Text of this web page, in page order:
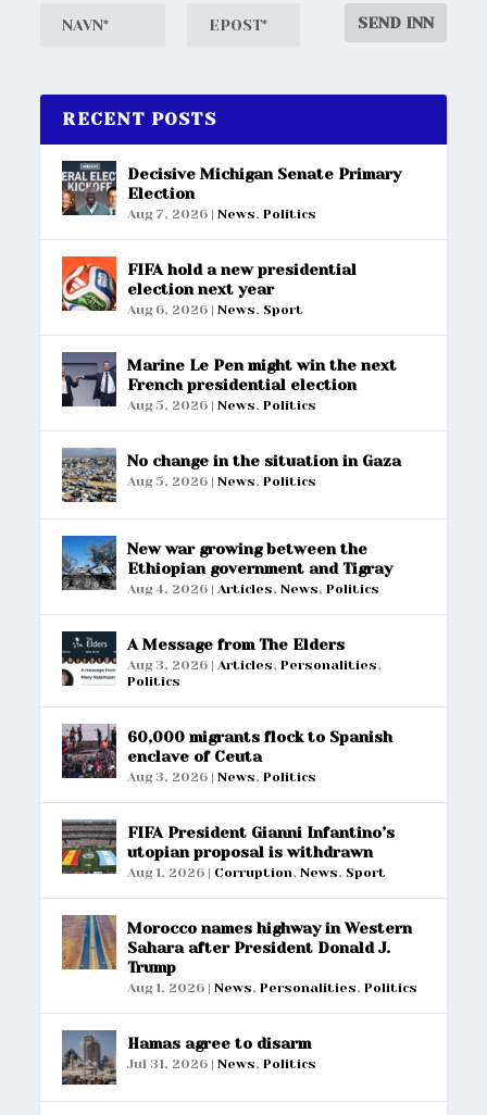
RECENT POSTS
Decisive Michigan Senate Primary
Election
Aug 7, 2026 |News,Politics
FIFA hold a new presidential
election next year
Aug 6, 2026 |News, Sport
Marine Le Pen might win the next
French presidential election
Aug 5, 2026 |News,Politics
No change in the situation in Gaza
Aug 5, 2026 |News,Politics
New war growing between the
Ethiopian government and Tigray
Aug 4, 2026 |Articles,News,Politics
A Message from The Elders
Aug 3, 2026 |Articles,Personalities,
Politics
60,000 migrants flock to Spanish
enclave of Ceuta
Aug 3, 2026 |News,Politics
FIFA President Gianni Infantino’s
utopian proposal is withdrawn
Aug 1, 2026 | Corruption,News, Sport
Morocco names highway in Western
Sahara after President Donald J.
Trump
Aug 1, 2026 |News,Personalities,Politics
Hamas agree to disarm
Jul 31, 2026 |News,Politics